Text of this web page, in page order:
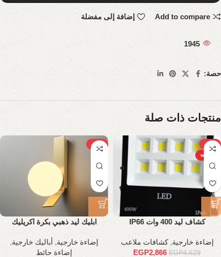
Add to compare إضافة إلى مفضلة
1945
حصة:
منتجات ذات صلة
-38%
الساخنة
كشاف ليد 400 وات IP66
إضاءة خارجية,كشافات ملاعب
EGP4,629
EGP2,866
-21%
ابليك ليد ذهبي بكرة اكريليك
إضاءة خارجية, أباليك خارجية,
إضاءة حائط